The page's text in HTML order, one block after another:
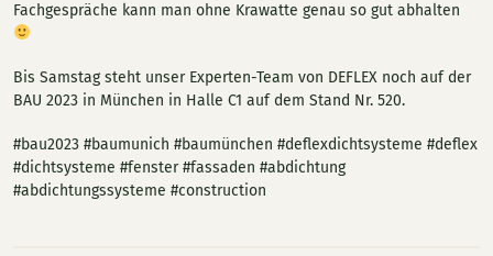
Fachgespräche kann man ohne Krawatte genau so gut abhalten
Bis Samstag steht unser Experten-Team von DEFLEX noch auf der
BAU 2023 in München in Halle C1 auf dem Stand Nr. 520.
#bau2023 #baumunich #baumünchen #deflexdichtsysteme #deflex
#dichtsysteme #fenster #fassaden #abdichtung
#abdichtungssysteme #construction